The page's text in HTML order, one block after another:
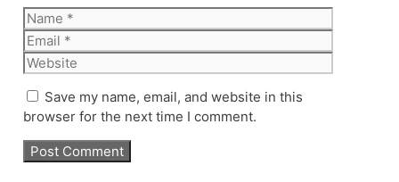
Name
Email
Website
Save my name, email, and website in this
browser for the next time I comment.